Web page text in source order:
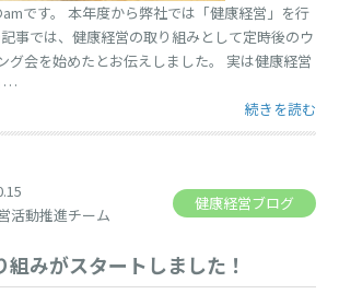
です。 本年度から弊社では「健康経営」を行
事では、健康経営の取り組みとして定時後のウ
グ会を始めたとお伝えしました。 実は健康経営
…
“オフィスフ
続きを読む
活動推進チーム
健康経営ブログ
みがスタートしました！